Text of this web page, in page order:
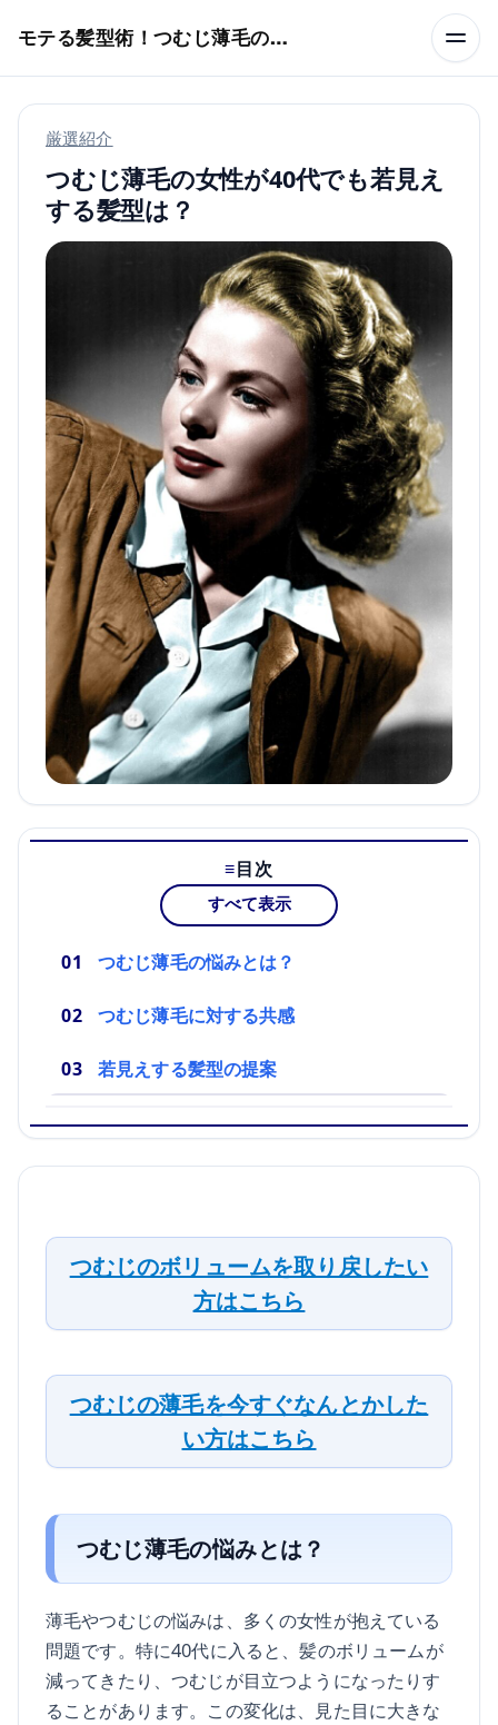
モテる髪型術！つむじ薄毛の隠し方
厳選紹介
つむじ薄毛の女性が40代でも若見え
する髪型は？
目次
すべて表示
つむじ薄毛の悩みとは？
つむじ薄毛に対する共感
若見えする髪型の提案
つむじのボリュームを取り戻したい
方はこちら
つむじの薄毛を今すぐなんとかした
い方はこちら
つむじ薄毛の悩みとは？
薄毛やつむじの悩みは、多くの女性が抱えている
問題です。特に40代に入ると、髪のボリュームが
減ってきたり、つむじが目立つようになったりす
ることがあります。この変化は、見た目に大きな